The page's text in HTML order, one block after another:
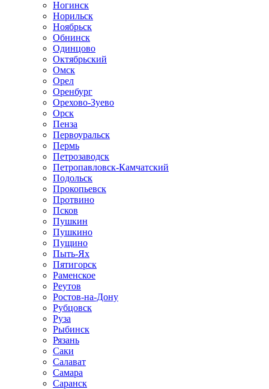
Ногинск
Норильск
Ноябрьск
Обнинск
Одинцово
Октябрьский
Омск
Орел
Оренбург
Орехово-Зуево
Орск
Пенза
Первоуральск
Пермь
Петрозаводск
Петропавловск-Камчатский
Подольск
Прокопьевск
Протвино
Псков
Пушкин
Пушкино
Пущино
Пыть-Ях
Пятигорск
Раменское
Реутов
Ростов-на-Дону
Рубцовск
Руза
Рыбинск
Рязань
Саки
Салават
Самара
Саранск